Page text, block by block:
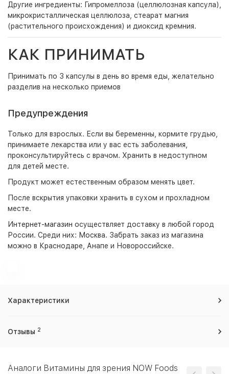
Другие ингредиенты: Гипромеллоза (целлюлозная капсула),
микрокристаллическая целлюлоза, стеарат магния
(растительного происхождения) и диоксид кремния.
КАК ПРИНИМАТЬ
Принимать по 3 капсулы в день во время еды, желательно
разделив на несколько приемов
Предупреждения
Только для взрослых. Если вы беременны, кормите грудью,
принимаете лекарства или у вас есть заболевания,
проконсультируйтесь с врачом. Хранить в недоступном
для детей месте.
Продукт может естественным образом менять цвет.
После вскрытия упаковки хранить в сухом и прохладном
месте.
Интернет-магазин осуществляет доставку в любой город
России. Среди них: Москва. Забрать заказ из магазина
можно в Краснодаре, Анапе и Новороссийске.
Характеристики
Отзывы 2
Аналоги Витамины для зрения NOW Foods